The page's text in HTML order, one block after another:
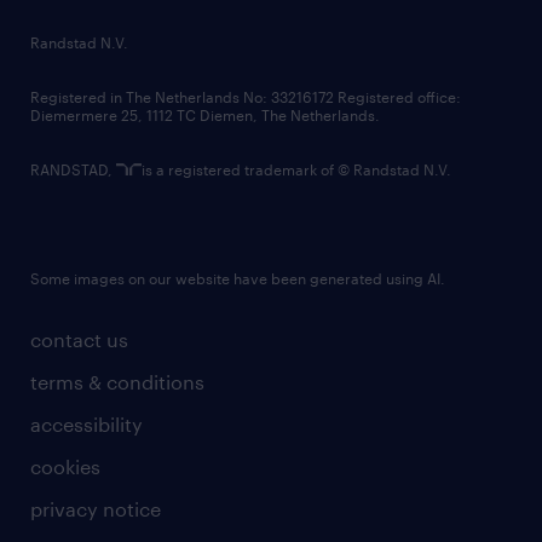
country websites
contact us
terms & conditions
accessibility
cookies
privacy notice
Randstad N.V.
Registered in The Netherlands No: 33216172 Registered office:
Diemermere 25, 1112 TC Diemen, The Netherlands.
RANDSTAD, is a registered trademark of © Randstad N.V.
Some images on our website have been generated using AI.